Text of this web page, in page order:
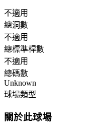
不適用
總洞數
不適用
總標準桿數
不適用
總碼數
Unknown
球場類型
關於此球場